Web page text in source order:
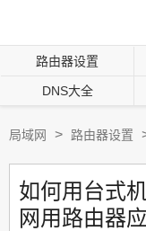
路由器设置
DNS大全
局域网 > 路由器设置
如何用台式
网用路由器